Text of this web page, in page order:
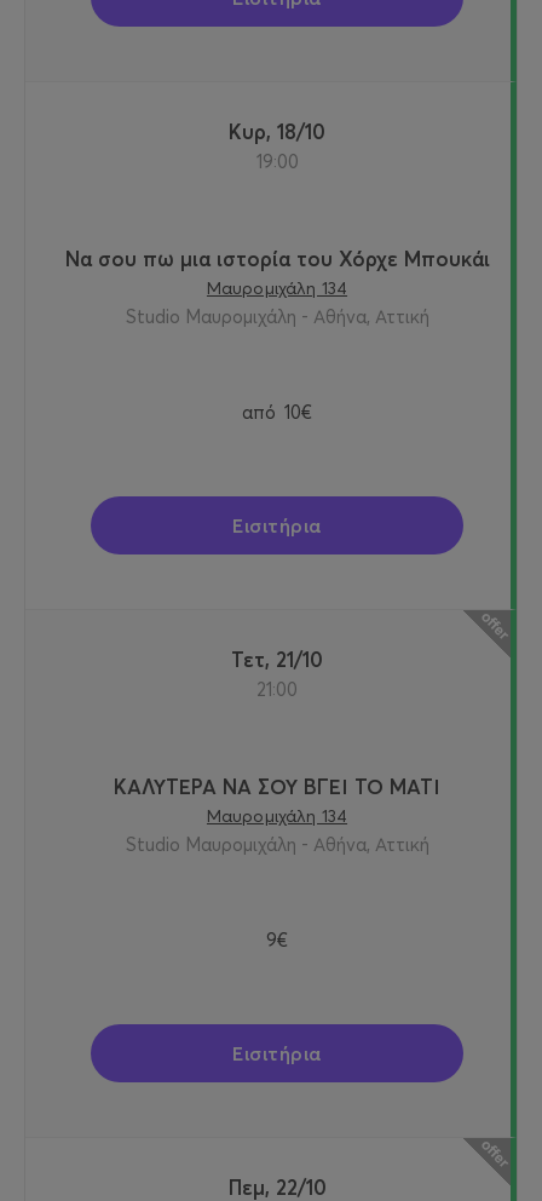
Κυρ, 18/10
19:00
Να σου πω μια ιστορία του Χόρχε Μπουκάι
Μαυρομιχάλη 134
Studio Μαυρομιχάλη - Αθήνα, Αττική
από 10€
Εισιτήρια
Τετ, 21/10
21:00
ΚΑΛΥΤΕΡΑ ΝΑ ΣΟΥ ΒΓΕΙ ΤΟ ΜΑΤΙ
Μαυρομιχάλη 134
Studio Μαυρομιχάλη - Αθήνα, Αττική
9€
Εισιτήρια
Πεμ, 22/10